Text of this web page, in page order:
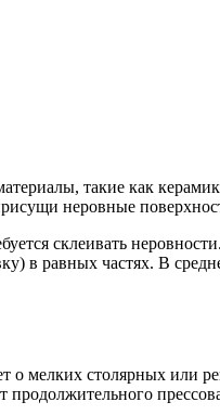
такие как
неровные
склеивать
в равных частях. В
о мелких столярных или